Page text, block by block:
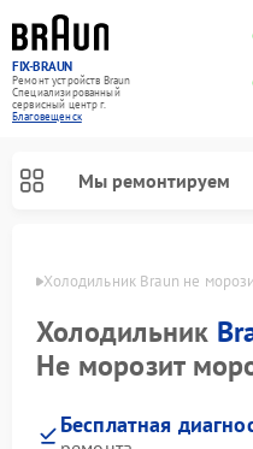
FIX-BRAUN
Ремонт устройств Braun
Специализированный
cервисный центр г.
Благовещенск
Мы ремонтируем
Холодильник Braun не
Холодильник
Не морозит
Бесплатная